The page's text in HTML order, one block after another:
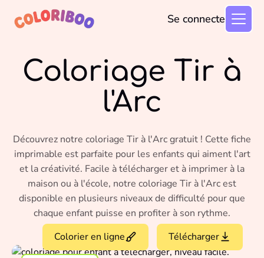
Se connecter
Coloriage Tir à
l'Arc
Découvrez notre coloriage Tir à l'Arc gratuit ! Cette fiche
imprimable est parfaite pour les enfants qui aiment l'art
et la créativité. Facile à télécharger et à imprimer à la
maison ou à l'école, notre coloriage Tir à l'Arc est
disponible en plusieurs niveaux de difficulté pour que
chaque enfant puisse en profiter à son rythme.
Colorier en ligne
Télécharger